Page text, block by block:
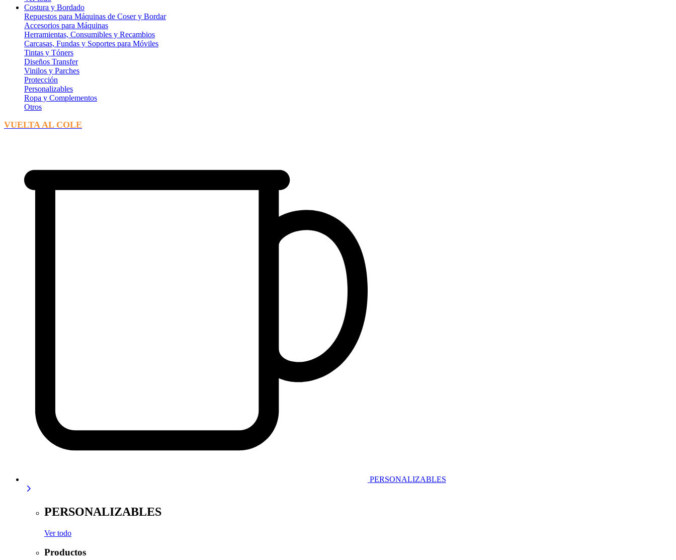
Costura y Bordado
Repuestos para Máquinas de Coser y Bordar
Accesorios para Máquinas
Herramientas, Consumibles y Recambios
Carcasas, Fundas y Soportes para Móviles
Tintas y Tóners
Diseños Transfer
Vinilos y Parches
Protección
Personalizables
Ropa y Complementos
Otros
VUELTA AL COLE
PERSONALIZABLES
PERSONALIZABLES
Ver todo
Productos